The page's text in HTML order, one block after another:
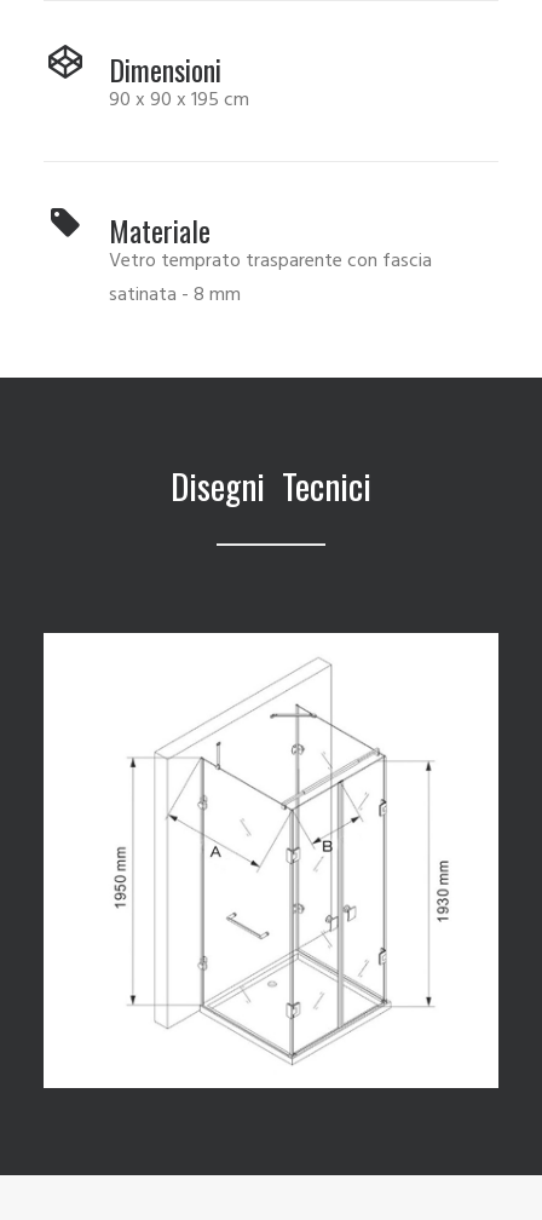
Dimensioni
90 x 90 x 195 cm
Materiale
Vetro temprato trasparente con fascia
satinata - 8 mm
Disegni Tecnici